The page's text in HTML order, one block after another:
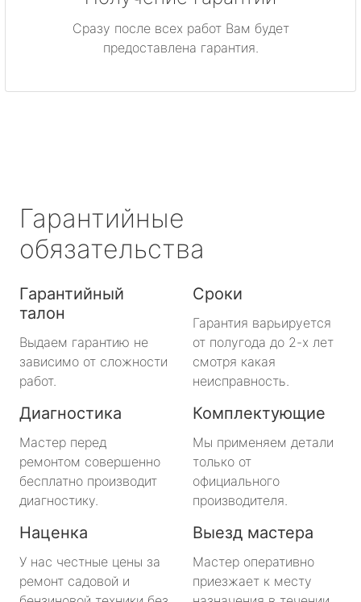
Сразу после всех работ Вам будет
предоставлена гарантия.
Гарантийные
обязательства
Гарантийный
талон
Выдаем гарантию не
зависимо от сложности
работ.
Сроки
Гарантия варьируется
от полугода до 2-х лет
смотря какая
неисправность.
Диагностика
Мастер перед
ремонтом совершенно
бесплатно производит
диагностику.
Комплектующие
Мы применяем детали
только от
официального
производителя.
Наценка
У нас честные цены за
ремонт садовой и
Выезд мастера
Мастер оперативно
приезжает к месту